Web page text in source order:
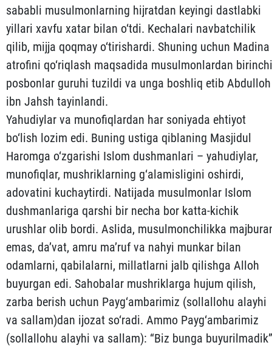
sababli musulmonlarning hijratdan keyingi dastlabki
yillari xavfu xatar bilan o‘tdi. Kechalari navbatchilik
qilib, mijja qoqmay o‘ti­rishardi. Shuning uchun Madina
atrofini qo‘riqlash maqsadi­da musulmonlardan birinchi
posbonlar guruhi tuzildi va unga boshliq etib Abdulloh
ibn Jahsh tayinlandi.
Yahudiylar va munofiqlardan har soniyada ehtiyot
bo‘lish lo­zim edi. Buning ustiga qiblaning Masjidul
Haromga o‘zgarishi Islom dushmanlari – yahudiylar,
munofiqlar, mushriklarning g‘a­la­misligini oshirdi,
adovatini kuchaytirdi. Natijada mu­sulmonlar Islom
dushmanlariga qarshi bir necha bor katta-ki­chik
urushlar olib bordi. Aslida, musulmonchilikka
emas, da’vat, amru ma’ruf va nahyi munkar bilan
odamlarni, qa­bilalarni, millatlarni jalb qilishga Alloh
buyurgan edi. Sa­ho­balar mushriklarga hujum qilish,
zarba berish uchun Pay­g‘ambarimiz (sollallohu alayhi
va sallam)dan ijozat so‘radi. Ammo Payg‘ambarimiz
(sollallohu alayhi va sallam): “Biz bunga